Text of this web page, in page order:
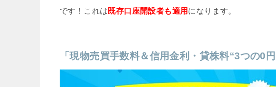
です！これは 既存口座開設者も適用 になります。
「現物売買手数料＆信用金利・貸株料“3つの0